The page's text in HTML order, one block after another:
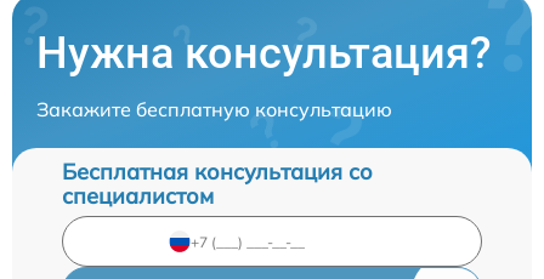
Нужна консультация?
Закажите бесплатную консультацию
Бесплатная консультация со
специалистом